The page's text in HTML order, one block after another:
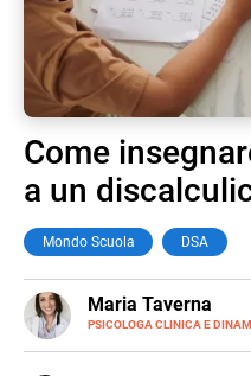
Come
a un
Mondo Scuola DSA
Maria Taverna
PSICOLOGA CLINICA E
E-
MAIL
LINKEDIN